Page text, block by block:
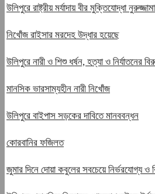
উলিপুরে রাষ্ট্রীয় মর্যাদায় বীর মুক্তিযোদ্ধা
নিখোঁজ রাইসার মরদেহ উদ্ধার হয়েছে
উলিপুরে নারী ও শিশু ধর্ষন, হত্যা ও নির্যাতনের
মানসিক ভারসাম্যহীন নারী নিখোঁজ
উলিপুরে বাইপাস সড়কের দাবিতে মানববন্ধন
কোরবানির ফজিলত
জুমার দিনে দোয়া কবুলের সবচেয়ে নির্ভরযোগ্য